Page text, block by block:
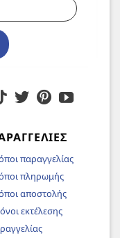
παραγγελίας
πληρωμής
αποστολής
εκτέλεσης